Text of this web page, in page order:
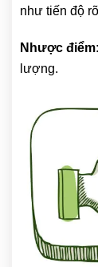
như tiến độ
Nhược điểm
lượng.